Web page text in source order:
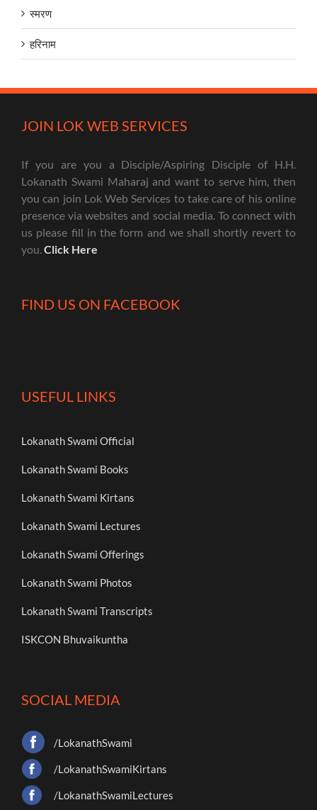
स्मरण
हरिनाम
JOIN LOK WEB SERVICES
If you are you a Disciple/Aspiring Disciple of H.H.
Lokanath Swami Maharaj and want to serve him, then
you can join Lok Web Services to take care of his online
presence via websites and social media. To connect with
us please fill in the form and we shall shortly revert to
you.Click Here
FIND US ON FACEBOOK
USEFUL LINKS
Lokanath Swami Official
Lokanath Swami Books
Lokanath Swami Kirtans
Lokanath Swami Lectures
Lokanath Swami Offerings
Lokanath Swami Photos
Lokanath Swami Transcripts
ISKCON Bhuvaikuntha
SOCIAL MEDIA
/LokanathSwami
/LokanathSwamiKirtans
/LokanathSwamiLectures